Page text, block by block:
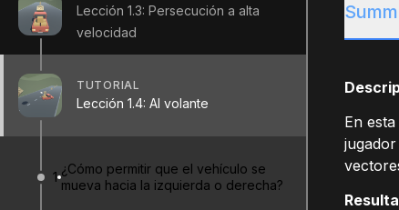
Lección 1.3: Persecución a alta
velocidad
TUTORIAL
Lección 1.4: Al volante
1
¿Cómo permitir que el vehículo se
mueva hacia la izquierda o derecha?
En